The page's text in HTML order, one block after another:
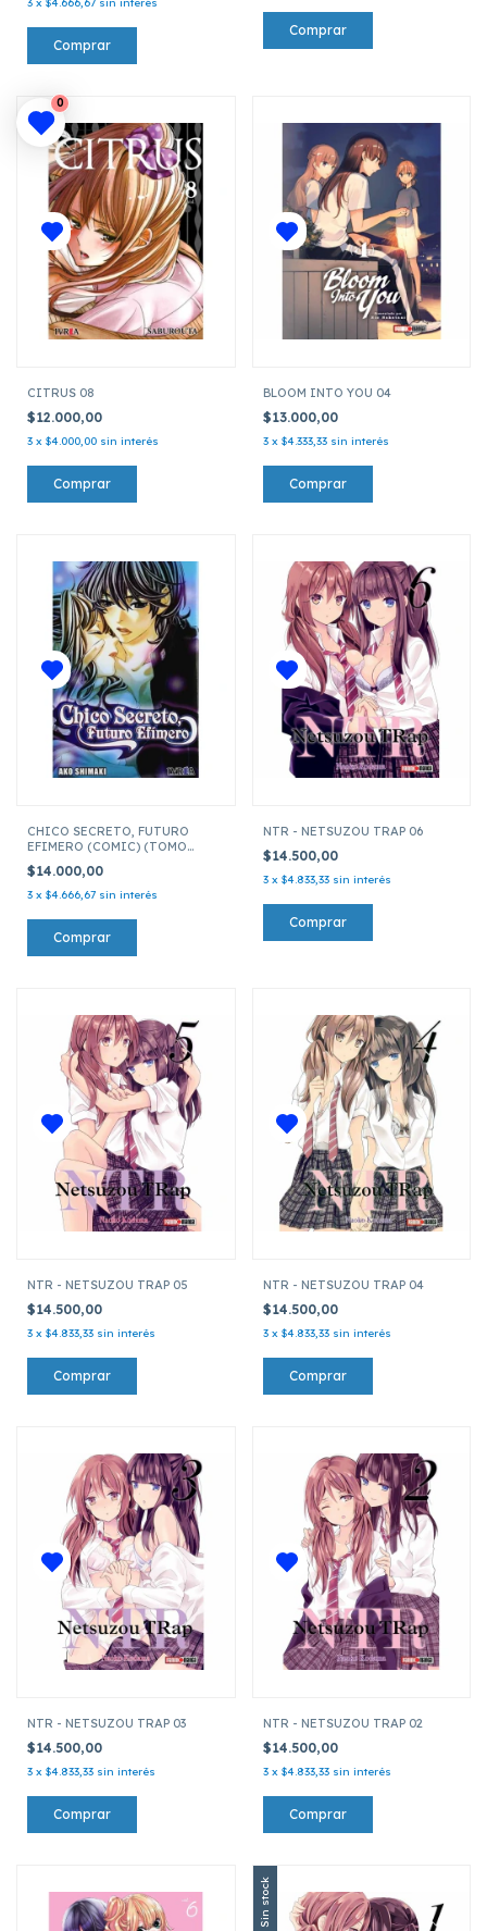
CITRUS 08
$12.000,00
3 x $4.000,00 sin interés
BLOOM INTO YOU 04
$13.000,00
3 x $4.333,33 sin interés
CHICO SECRETO, FUTURO
EFIMERO (COMIC) (TOMO
$14.000,00
3 x $4.666,67 sin interés
NTR - NETSUZOU TRAP 06
$14.500,00
3 x $4.833,33 sin interés
NTR - NETSUZOU TRAP 05
$14.500,00
3 x $4.833,33 sin interés
NTR - NETSUZOU TRAP 04
$14.500,00
3 x $4.833,33 sin interés
NTR - NETSUZOU TRAP 03
$14.500,00
3 x $4.833,33 sin interés
NTR - NETSUZOU TRAP 02
$14.500,00
3 x $4.833,33 sin interés
Sin stock
0